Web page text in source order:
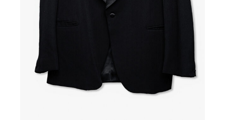
Meld deg på vårt nyhetsbrev og få tilgang til
eksklusive nyheter,pre-shopping og eventer rett i
SIGN UP